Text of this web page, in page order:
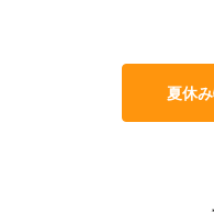
夏休